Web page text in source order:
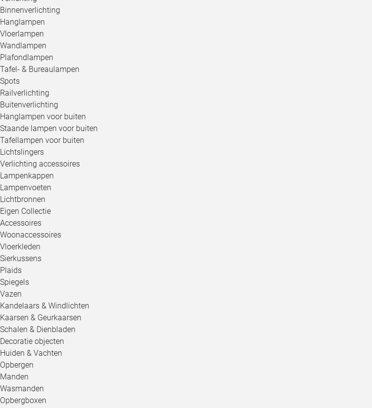
Binnenverlichting
Hanglampen
Vloerlampen
Wandlampen
Plafondlampen
Tafel- & Bureaulampen
Spots
Railverlichting
Buitenverlichting
Hanglampen voor buiten
Staande lampen voor buiten
Tafellampen voor buiten
Lichtslingers
Verlichting accessoires
Lampenkappen
Lampenvoeten
Lichtbronnen
Eigen Collectie
Accessoires
Woonaccessoires
Vloerkleden
Sierkussens
Plaids
Spiegels
Vazen
Kandelaars & Windlichten
Kaarsen & Geurkaarsen
Schalen & Dienbladen
Decoratie objecten
Huiden & Vachten
Opbergen
Manden
Wasmanden
Opbergboxen